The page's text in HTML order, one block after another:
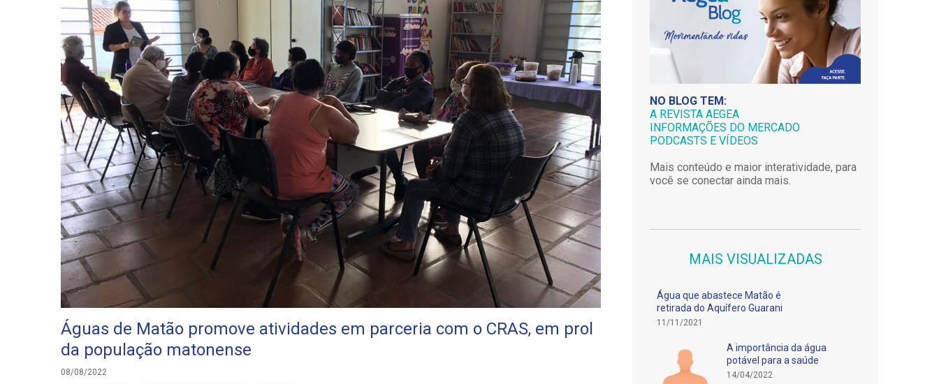
Águas de Matão promove atividades em parceria com o CRAS, em prol
da população matonense
08/08/2022
NO BLOG TEM:
A REVISTA AEGEA
INFORMAÇÕES DO MERCADO
PODCASTS E VÍDEOS
Mais conteúdo e maior interatividade, para
você se conectar ainda mais.
MAIS VISUALIZADAS
Água que abastece Matão é
retirada do Aquífero Guarani
11/11/2021
A importância da água
potável para a saúde
14/04/2022